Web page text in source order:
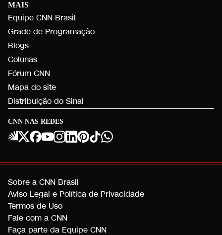
CNN NAS REDES
MAIS
Equipe CNN Brasil
Grade de Programação
Blogs
Colunas
Fórum CNN
Mapa do site
Distribuição do Sinal
Sobre a CNN Brasil
Aviso Legal e Política de Privacidade
Termos de Uso
Fale com a CNN
Faça parte da Equipe CNN